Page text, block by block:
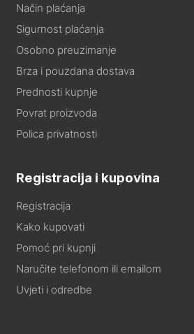
Način plaćanja
Sigurnost plaćanja
Osobno preuzimanje
Brza i pouzdana dostava
Prednosti kupnje
Povrat proizvoda
Polica privatnosti
Registracija i kupovina
Registracija
Kako kupovati
Pomoć pri kupnji
Naručite telefonom ili emailom
Uvjeti i odredbe